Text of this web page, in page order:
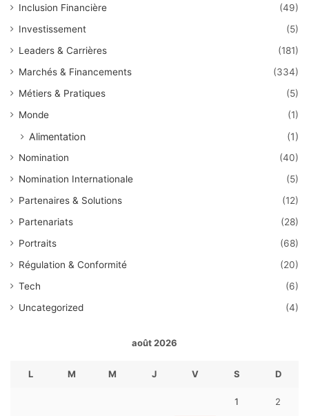
Inclusion Financière
(49)
Investissement
(5)
Leaders & Carrières
(181)
Marchés & Financements
(334)
Métiers & Pratiques
(5)
Monde
(1)
Alimentation (1)
Nomination
(40)
Nomination Internationale
(5)
Partenaires & Solutions
(12)
Partenariats
(28)
Portraits
(68)
Régulation & Conformité
(20)
Tech
(6)
Uncategorized
(4)
août 2026
L M M J V S D
1 2